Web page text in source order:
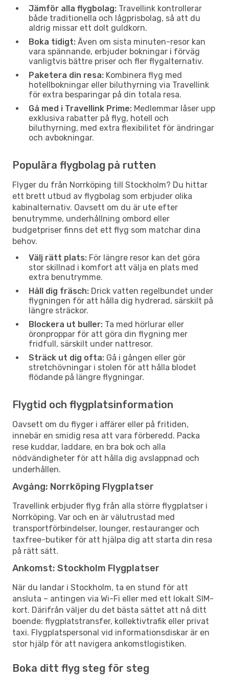
Jämför alla flygbolag: Travellink kontrollerar
både traditionella och lågprisbolag, så att du
aldrig missar ett dolt guldkorn.
Boka tidigt: Även om sista minuten-resor kan
vara spännande, erbjuder bokningar i förväg
vanligtvis bättre priser och fler flygalternativ.
Paketera din resa: Kombinera flyg med
hotellbokningar eller biluthyrning via Travellink
för extra besparingar på din totala resa.
Gå med i Travellink Prime: Medlemmar låser upp
exklusiva rabatter på flyg, hotell och
biluthyrning, med extra flexibilitet för ändringar
och avbokningar.
Populära flygbolag på rutten
Flyger du från Norrköping till Stockholm? Du hittar
ett brett utbud av flygbolag som erbjuder olika
kabinalternativ. Oavsett om du är ute efter
benutrymme, underhållning ombord eller
budgetpriser finns det ett flyg som matchar dina
behov.
Välj rätt plats: För längre resor kan det göra
stor skillnad i komfort att välja en plats med
extra benutrymme.
Håll dig fräsch: Drick vatten regelbundet under
flygningen för att hålla dig hydrerad, särskilt på
längre sträckor.
Blockera ut buller: Ta med hörlurar eller
öronproppar för att göra din flygning mer
fridfull, särskilt under nattresor.
Sträck ut dig ofta: Gå i gången eller gör
stretchövningar i stolen för att hålla blodet
flödande på längre flygningar.
Flygtid och flygplatsinformation
Oavsett om du flyger i affärer eller på fritiden,
innebär en smidig resa att vara förberedd. Packa
rese kuddar, laddare, en bra bok och alla
nödvändigheter för att hålla dig avslappnad och
underhållen.
Avgång: Norrköping Flygplatser
Travellink erbjuder flyg från alla större flygplatser i
Norrköping. Var och en är välutrustad med
transportförbindelser, lounger, restauranger och
taxfree-butiker för att hjälpa dig att starta din resa
på rätt sätt.
Ankomst: Stockholm Flygplatser
När du landar i Stockholm, ta en stund för att
ansluta – antingen via Wi-Fi eller med ett lokalt SIM-
kort. Därifrån väljer du det bästa sättet att nå ditt
boende: flygplatstransfer, kollektivtrafik eller privat
taxi. Flygplatspersonal vid informationsdiskar är en
stor hjälp för att navigera ankomstlogistiken.
Boka ditt flyg steg för steg